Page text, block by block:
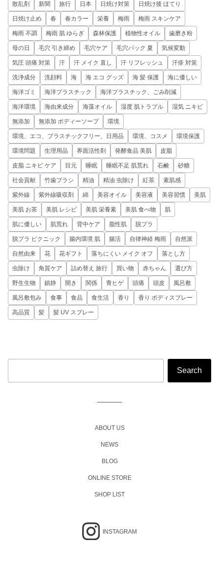
散乱剤 新聞 旅行 日本 日焼け対策 日焼け後 ほてり
日焼け止め 春 春カラー 栄養 梅雨 梅雨 スキンケア
梅雨 不調 梅雨 肌 ゆらぎ 森林保護 植物性オイル 歯磨き粉
母の日 毛穴 引き締め 毛穴ケア 毛穴パック 夏 気候変動
気圧 頭痛 対策 汗 汗 メイク 直し 汗 リフレッシュ 汗疹 対策
洗浄成分 洗顔料 海 海 エコ グッズ 海 髪 保護 海に優しい
海洋ゴミ 海洋プラスチック 海洋プラスチック、ごみ削減
海洋環境 海由来成分 海藻オイル 湿度 肌トラブル 湿気 ニキビ
無添加 無添加 ボディーソープ 環境
環境、エコ、プラスチックフリー、日用品 環境、コスメ 環境保護
環境問題 生理用品 界面活性剤 発酵食品 美肌 皮脂
皮脂 ニキビ ケア 目元 睡眠 睡眠不足 肌荒れ 石鹸 砂糖
社会貢献 竹歯ブラシ 精油 精油 虫除け 紅茶 素肌感
紫外線 紫外線吸収剤 綿 美容オイル 美容液 美容習慣 美肌
美肌 お茶 美肌 レシピ 美肌 栄養素 美肌 食べ物 肌
肌に優しい 肌荒れ 背中ケア 脂性肌 脱プラ
脱プラ ピクニック 腸内環境 肌 腸活 自律神経 梅雨 自然派
自然由来 花 花ギフト 落ちにくい メイク オフ 落とし方
虫除け 角質ケア 詰め替え 旅行 買い物 赤ちゃん 選び方
野生生物 鎮静 開き 関係 青ヒゲ 頭痛 頭皮 風呂敷
風呂敷包み 食事 食品 食生活 香り 香り ボディスプレー
高品質 髪 髪 UV スプレー
ABOUT US
NEWS
BLOG
ONLINE STORE
SHOP LIST
INSTAGRAM